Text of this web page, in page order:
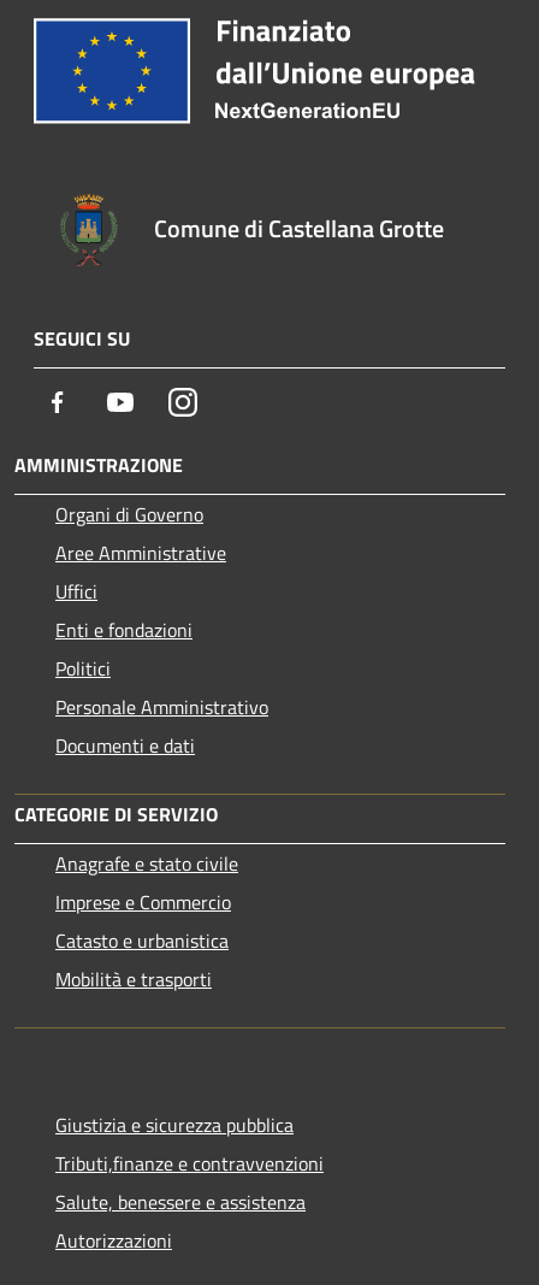
Comune di Castellana Grotte
SEGUICI SU
Facebook YoutubeInstagram
AMMINISTRAZIONE
Organi di Governo
Aree Amministrative
Uffici
Enti e fondazioni
Politici
Personale Amministrativo
Documenti e dati
CATEGORIE DI SERVIZIO
Anagrafe e stato civile
Imprese e Commercio
Catasto e urbanistica
Mobilità e trasporti
Giustizia e sicurezza pubblica
Tributi,finanze e contravvenzioni
Salute, benessere e assistenza
Autorizzazioni